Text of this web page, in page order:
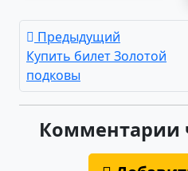
Предыдущий
Купить билет Золотой
подковы
Комментарии